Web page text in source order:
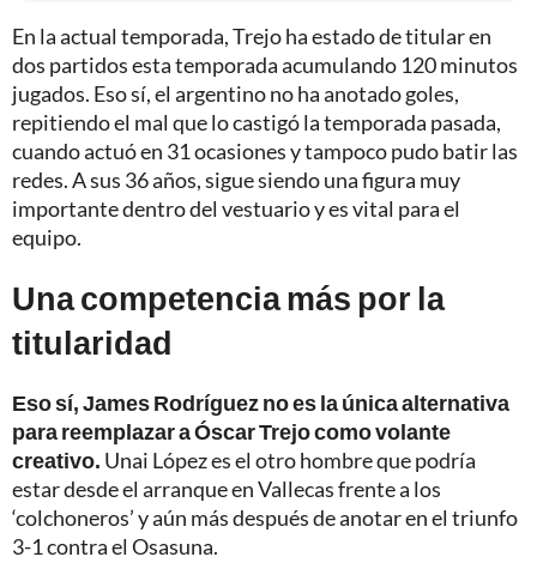
En la actual temporada, Trejo ha estado de titular en
dos partidos esta temporada acumulando 120 minutos
jugados. Eso sí, el argentino no ha anotado goles,
repitiendo el mal que lo castigó la temporada pasada,
cuando actuó en 31 ocasiones y tampoco pudo batir las
redes. A sus 36 años, sigue siendo una figura muy
importante dentro del vestuario y es vital para el
equipo.
Una competencia más por la
titularidad
Eso sí, James Rodríguez no es la única alternativa
para reemplazar a Óscar Trejo como volante
creativo. Unai López es el otro hombre que podría
estar desde el arranque en Vallecas frente a los
‘colchoneros’ y aún más después de anotar en el triunfo
3-1 contra el Osasuna.